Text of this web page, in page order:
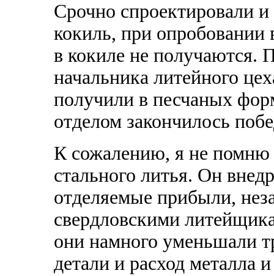
Срочно спроектировали
кокиль, при опробовании
в кокиле не получаются.
начальника литейного
получили в песчаных
отделом закончилось
К сожалению, я не
стального литья. Он
отделяемые прибыли,
свердловскими
они намного уменьшали
детали и расход металла